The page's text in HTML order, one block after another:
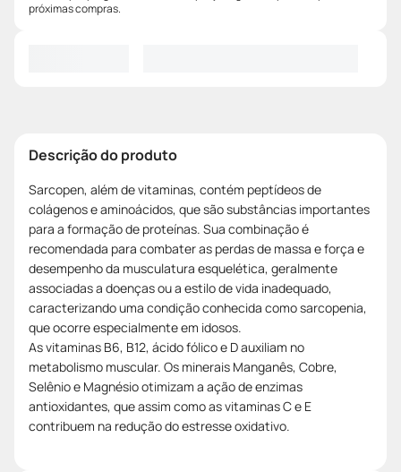
próximas compras.
Descrição do produto
Sarcopen, além de vitaminas, contém peptídeos de
colágenos e aminoácidos, que são substâncias importantes
para a formação de proteínas. Sua combinação é
recomendada para combater as perdas de massa e força e
desempenho da musculatura esquelética, geralmente
associadas a doenças ou a estilo de vida inadequado,
caracterizando uma condição conhecida como sarcopenia,
que ocorre especialmente em idosos.
As vitaminas B6, B12, ácido fólico e D auxiliam no
metabolismo muscular. Os minerais Manganês, Cobre,
Selênio e Magnésio otimizam a ação de enzimas
antioxidantes, que assim como as vitaminas C e E
contribuem na redução do estresse oxidativo.